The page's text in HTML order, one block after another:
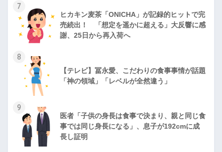
7
ヒカキン麦茶「ONICHA」が記録的ヒットで完
売続出！ 「想定を遥かに超える」大反響に感
謝、25日から再入荷へ
8
【テレビ】冨永愛、こだわりの食事事情が話題
「神の領域」「レベルが全然違う」
9
医者「子供の身長は食事で決まり、親と同じ食
事では同じ身長になる」、息子が192cmに成
長し証明